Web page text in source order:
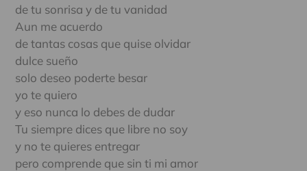
de tu sonrisa y de tu vanidad
Aun me acuerdo
de tantas cosas que quise olvidar
dulce sueño
solo deseo poderte besar
yo te quiero
y eso nunca lo debes de dudar
Tu siempre dices que libre no soy
y no te quieres entregar
pero comprende que sin ti mi amor